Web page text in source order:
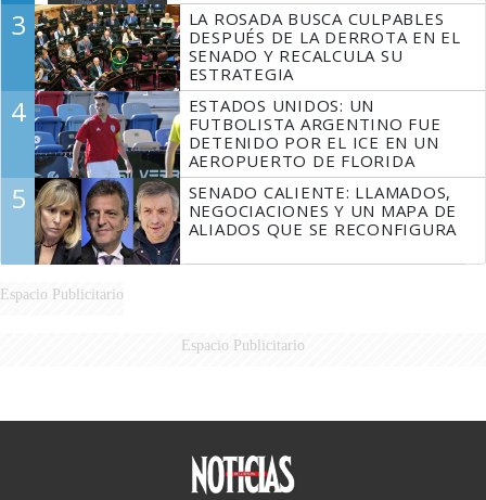
3
LA ROSADA BUSCA CULPABLES
DESPUÉS DE LA DERROTA EN EL
SENADO Y RECALCULA SU
ESTRATEGIA
4
ESTADOS UNIDOS: UN
FUTBOLISTA ARGENTINO FUE
DETENIDO POR EL ICE EN UN
AEROPUERTO DE FLORIDA
5
SENADO CALIENTE: LLAMADOS,
NEGOCIACIONES Y UN MAPA DE
ALIADOS QUE SE RECONFIGURA
Espacio Publicitario
Espacio Publicitario